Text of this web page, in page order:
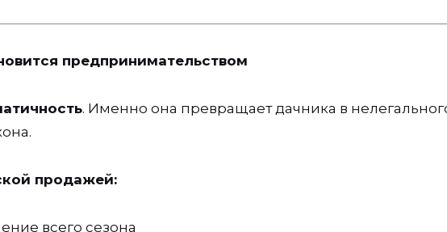
предпринимательством
. Именно она превращает дачника в
продажей:
всего сезона